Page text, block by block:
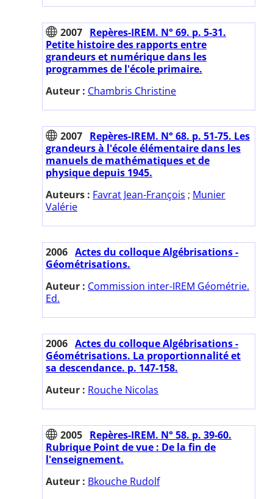
2007 Repères-IREM. N° 69. p. 5-31.
Petite histoire des rapports entre
grandeurs et numérique dans les
programmes de l'école primaire.
Auteur : Chambris Christine
2007 Repères-IREM. N° 68. p. 51-75. Les
grandeurs à l'école élémentaire dans les
manuels de mathématiques et de
physique depuis 1945.
Auteurs : Favrat Jean-François ; Munier
Valérie
2006 Actes du colloque Algébrisations -
Géométrisations.
Auteur : Commission inter-IREM Géométrie.
Ed.
2006 Actes du colloque Algébrisations -
Géométrisations. La proportionnalité et
sa descendance. p. 147-158.
Auteur : Rouche Nicolas
2005 Repères-IREM. N° 58. p. 39-60.
Rubrique Point de vue : De la fin de
l'enseignement.
Auteur : Bkouche Rudolf